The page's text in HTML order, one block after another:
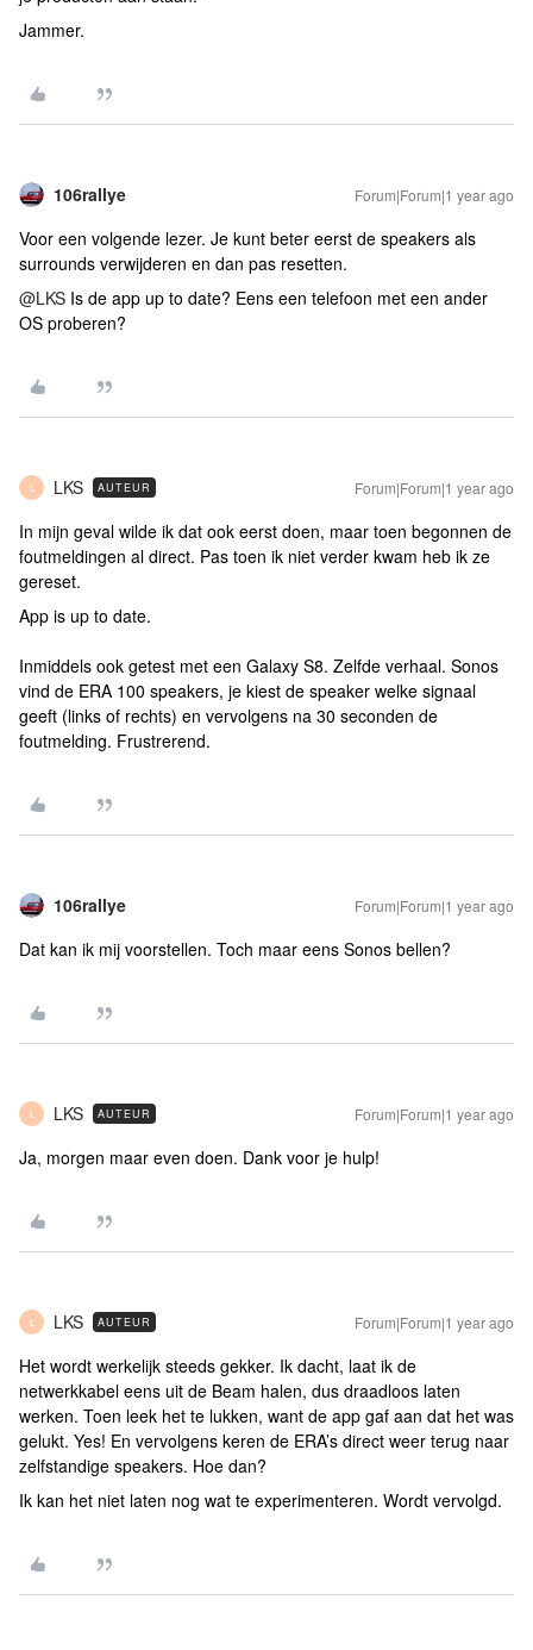
Jammer.
106rallye Forum|Forum|1 year ago
Voor een volgende lezer. Je kunt beter eerst de speakers als
surrounds verwijderen en dan pas resetten.
@LKS Is de app up to date? Eens een telefoon met een ander
OS proberen?
L LKS AUTEUR Forum|Forum|1 year ago
In mijn geval wilde ik dat ook eerst doen, maar toen begonnen de
foutmeldingen al direct. Pas toen ik niet verder kwam heb ik ze
gereset.
App is up to date.
Inmiddels ook getest met een Galaxy S8. Zelfde verhaal. Sonos
vind de ERA 100 speakers, je kiest de speaker welke signaal
geeft (links of rechts) en vervolgens na 30 seconden de
foutmelding. Frustrerend.
106rallye Forum|Forum|1 year ago
Dat kan ik mij voorstellen. Toch maar eens Sonos bellen?
L LKS AUTEUR Forum|Forum|1 year ago
Ja, morgen maar even doen. Dank voor je hulp!
L LKS AUTEUR Forum|Forum|1 year ago
Het wordt werkelijk steeds gekker. Ik dacht, laat ik de
netwerkkabel eens uit de Beam halen, dus draadloos laten
werken. Toen leek het te lukken, want de app gaf aan dat het was
gelukt. Yes! En vervolgens keren de ERA’s direct weer terug naar
zelfstandige speakers. Hoe dan?
Ik kan het niet laten nog wat te experimenteren. Wordt vervolgd.